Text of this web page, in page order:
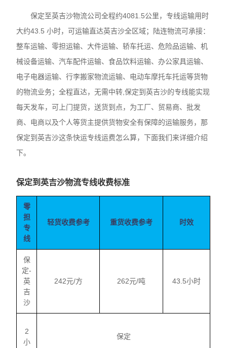
保定至英吉沙物流公司全程约4081.5公里，专线运输用时
大约43.5 小时，可运输直达英吉沙全区域；陆连物流可承接：
整车运输、零担运输、大件运输、轿车托运、危险品运输、机
械设备运输、汽车配件运输、食品饮料运输、办公家具运输、
电子电器运输、行李搬家物流运输、电动车摩托车托运等货物
的物流业务；全程直达，无需中转,保定到英吉沙的专线能实现
每天发车，可上门提货，送货到点，为工厂、贸易商、批发
商、电商以及个人等货主提供货物安全有保障的运输服务，那
保定到英吉沙这条快运专线运费怎么算，下面我们来详细介绍
下。
保定到英吉沙物流专线收费标准
零
担
专
线
轻货收费参考 重货收费参考 时效
保
定-
英
吉
沙
242元/方 262元/吨 43.5小时
2
小
保定